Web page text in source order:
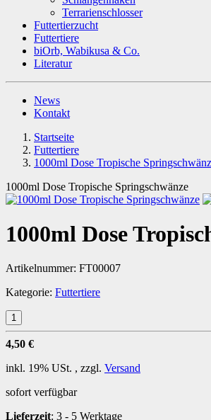
Terrarienschlosser
Futtertierzucht
Futtertiere
biOrb, Wabikusa & Co.
Literatur
News
Kontakt
Startseite
Futtertiere
1000ml Dose Tropische
1000ml Dose Tropische Springschwänze
1000ml Dose
Artikelnummer: FT00007
Kategorie: Futtertiere
4,50 €
inkl. 19% USt. , zzgl. Versand
sofort verfügbar
Lieferzeit: 3 - 5 Werktage